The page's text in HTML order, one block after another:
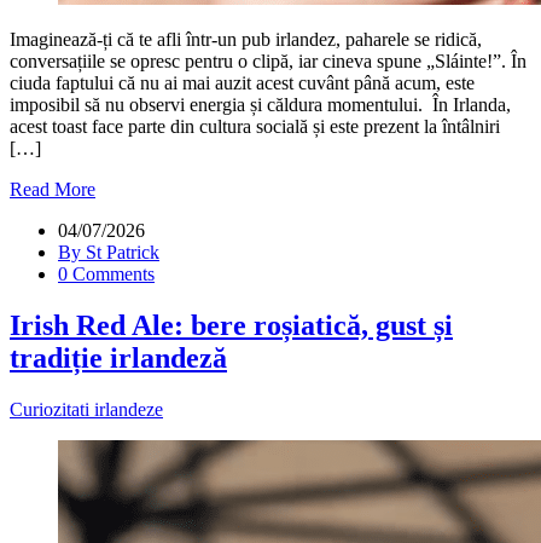
Imaginează-ți că te afli într-un pub irlandez, paharele se ridică,
conversațiile se opresc pentru o clipă, iar cineva spune „Sláinte!”. În
ciuda faptului că nu ai mai auzit acest cuvânt până acum, este
imposibil să nu observi energia și căldura momentului. În Irlanda,
acest toast face parte din cultura socială și este prezent la întâlniri
[…]
Read More
04/07/2026
By St Patrick
0 Comments
Irish Red Ale: bere roșiatică, gust și
tradiție irlandeză
Curiozitati irlandeze